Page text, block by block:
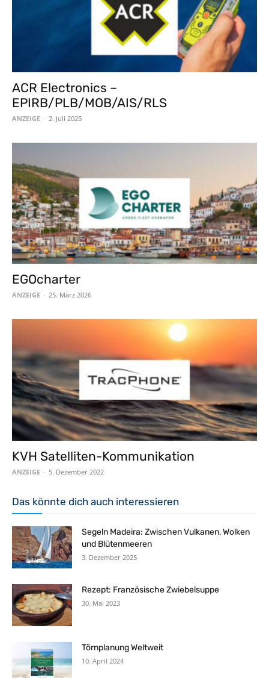
ACR Electronics –
EPIRB/PLB/MOB/AIS/RLS
ANZEIGE - 2. Juli 2025
EGOcharter
ANZEIGE - 25. März 2026
KVH Satelliten-Kommunikation
ANZEIGE - 5. Dezember 2022
Das könnte dich auch interessieren
Segeln Madeira: Zwischen Vulkanen, Wolken
und Blütenmeeren
3. Dezember 2025
Rezept: Französische Zwiebelsuppe
30. Mai 2023
Törnplanung Weltweit
10. April 2024